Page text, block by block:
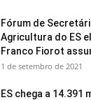
Fórum de
Agricultura do ES
Franco Fiorot
1 de setembro de 2021
ES chega a 14.391